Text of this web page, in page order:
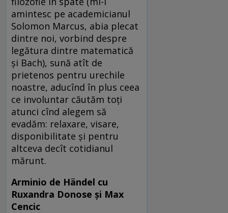
amintesc pe academicianul
Solomon Marcus, abia plecat
dintre noi, vorbind despre
legătura dintre matematică
și Bach), sună atît de
prietenos pentru urechile
noastre, aducînd în plus ceea
ce involuntar căutăm toți
atunci cînd alegem să
evadăm: relaxare, visare,
disponibilitate și pentru
altceva decît cotidianul
mărunt.
Arminio de Händel cu
Ruxandra Donose și Max
Cencic